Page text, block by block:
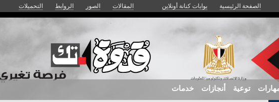
الصفحة الرئيسية بوابات كنانة أونلاين المقالات الصور الروابط التحميلات
توعية أنجازات خدمات